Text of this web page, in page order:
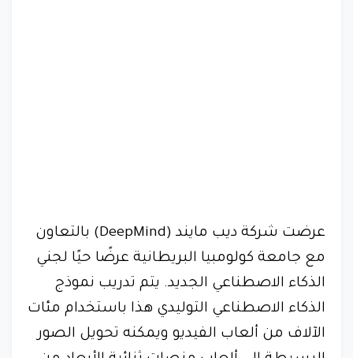
عرضت شركة ديب مايند (DeepMind) بالتعاون
مع جامعة كولومبيا البريطانية عرضًا حيًا لجني
الذكاء الاصطناعي الجديد. يتم تدريب نموذج
الذكاء الاصطناعي التوليدي هذا باستخدام مئات
الآلاف من ألعاب الفيديو ويمكنه تحويل الصور